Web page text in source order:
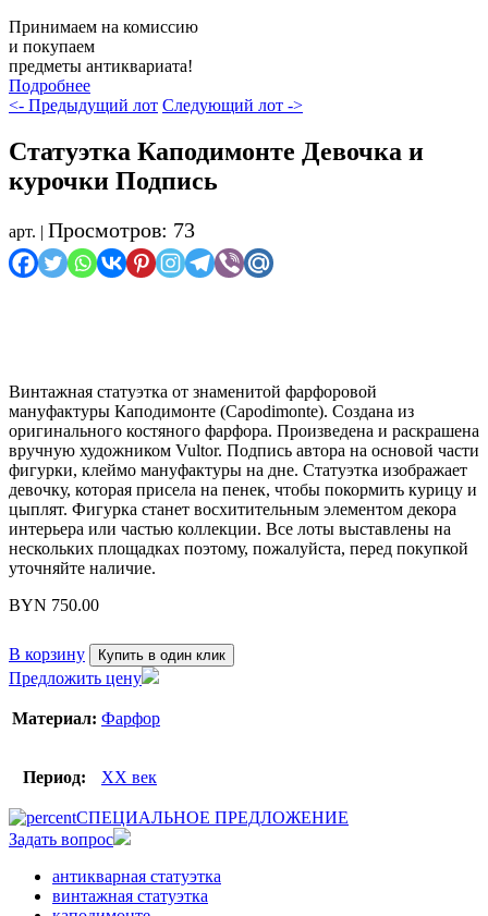
Принимаем на комиссию
и покупаем
предметы антиквариата!
Подробнее
<- Предыдущий лот Следующий лот ->
Статуэтка Каподимонте Девочка и
курочки Подпись
арт. | Просмотров: 73
Винтажная статуэтка от знаменитой фарфоровой
мануфактуры Каподимонте (Capodimonte). Создана из
оригинального костяного фарфора. Произведена и раскрашена
вручную художником Vultor. Подпись автора на основой части
фигурки, клеймо мануфактуры на дне. Статуэтка изображает
девочку, которая присела на пенек, чтобы покормить курицу и
цыплят. Фигурка станет восхитительным элементом декора
интерьера или частью коллекции. Все лоты выставлены на
нескольких площадках поэтому, пожалуйста, перед покупкой
уточняйте наличие.
BYN 750.00
В корзину Купить в один клик
Предложить цену
Материал: Фарфор
Период: XX век
СПЕЦИАЛЬНОЕ ПРЕДЛОЖЕНИЕ
Задать вопрос
антикварная статуэтка
винтажная статуэтка